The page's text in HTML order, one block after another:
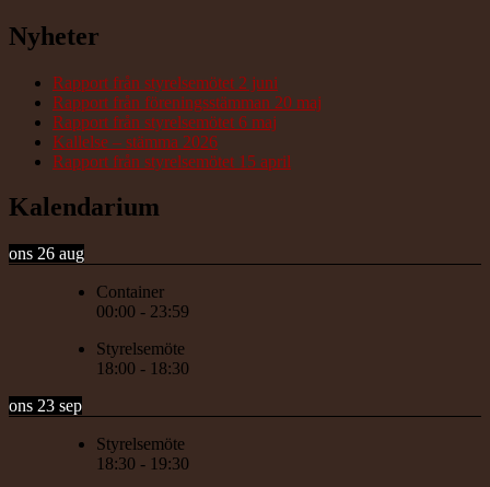
Nyheter
Rapport från styrelsemötet 2 juni
Rapport från föreningsstämman 20 maj
Rapport från styrelsemötet 6 maj
Kallelse – stämma 2026
Rapport från styrelsemötet 15 april
Kalendarium
ons 26 aug
Container
00:00 - 23:59
Styrelsemöte
18:00 - 18:30
ons 23 sep
Styrelsemöte
18:30 - 19:30